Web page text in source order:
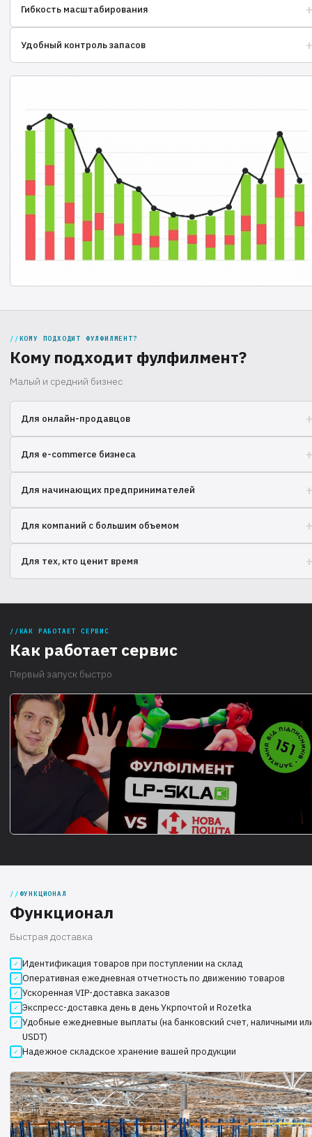
Гибкость масштабирования
Удобный контроль запасов
КОМУ ПОДХОДИТ ФУЛФИЛМЕНТ?
Кому подходит фулфилмент?
Малый и средний бизнес
Для онлайн-продавцов
Для e-commerce бизнеса
Для начинающих предпринимателей
Для компаний с большим объемом
масштабе.
Для тех, кто ценит время
КАК РАБОТАЕТ СЕРВИС
Как работает сервис
Первый запуск быстро
ФУНКЦИОНАЛ
Функционал
Быстрая доставка
Идентификация товаров при поступлении на склад
Оперативная ежедневная отчетность по движению товаров
Ускоренная VIP-доставка заказов
Экспресс-доставка день в день Укрпочтой и Rozetka
Удобные ежедневные выплаты (на банковский счет, наличными
USDT)
Надежное складское хранение вашей продукции